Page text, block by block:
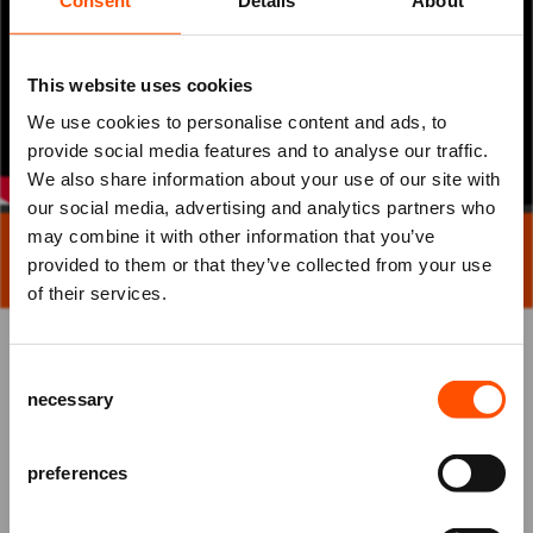
This website uses cookies
We use cookies to personalise content and ads, to
provide social media features and to analyse our traffic.
We also share information about your use of our site with
our social media, advertising and analytics partners who
may combine it with other information that you’ve
provided to them or that they’ve collected from your use
of their services.
Selection
necessary
preferences
Rondleiding theatertechniek
Heb je wel eens een voorstelling bezocht in het
het doek op kan gaan? Wat is een Jan-Willempje en
een technicus vind je een antwoord op al deze
vragen en ontdek je nóg meer over de wereld achter
Mis niks
en speciale aanbiedingen!